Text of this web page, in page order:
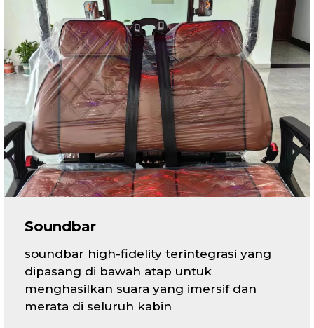
Soundbar
soundbar high-fidelity terintegrasi yang
dipasang di bawah atap untuk
menghasilkan suara yang imersif dan
merata di seluruh kabin